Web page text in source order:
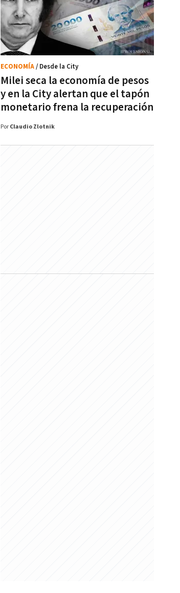
Milei seca la economía de pesos
y en la City alertan que el tapón
monetario frena la recuperación
ECONOMÍA/ Desde la City
Por Claudio Zlotnik